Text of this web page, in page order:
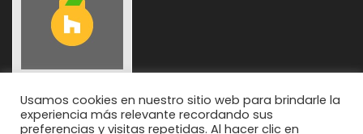
Usamos cookies en nuestro sitio web para brindarle la
experiencia más relevante recordando sus
preferencias y visitas repetidas. Al hacer clic en